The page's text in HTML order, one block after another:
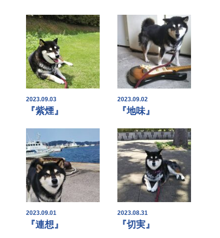
2023.09.03
『紫煙』
2023.09.02
『地味』
2023.09.01
『連想』
2023.08.31
『切実』